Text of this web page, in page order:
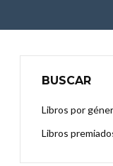
BUSCAR
Libros por
Libros